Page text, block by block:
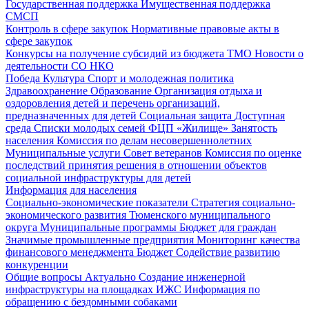
Государственная поддержка Имущественная поддержка
СМСП
Контроль в сфере закупок Нормативные правовые акты в
сфере закупок
Конкурсы на получение субсидий из бюджета ТМО Новости о
деятельности СО НКО
Победа Культура Спорт и молодежная политика
Здравоохранение Образование Организация отдыха и
оздоровления детей и перечень организаций,
предназначенных для детей Социальная защита Доступная
среда Списки молодых семей ФЦП «Жилище» Занятость
населения Комиссия по делам несовершеннолетних
Муниципальные услуги Совет ветеранов Комиссия по оценке
последствий принятия решения в отношении объектов
социальной инфраструктуры для детей
Информация для населения
Социально-экономические показатели Стратегия социально-
экономического развития Тюменского муниципального
округа Муниципальные программы Бюджет для граждан
Значимые промышленные предприятия Мониторинг качества
финансового менеджмента Бюджет Содействие развитию
конкуренции
Общие вопросы Актуально Создание инженерной
инфраструктуры на площадках ИЖС Информация по
обращению с бездомными собаками